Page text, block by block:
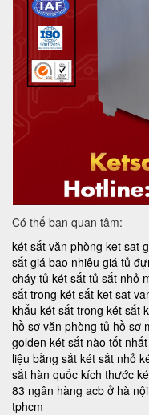
Có thể bạn quan tâm:
két sắt văn phòng ket sat
sắt giá bao nhiêu giá tủ
cháy tủ két sắt tủ sắt nhỏ
sắt trong két sắt ket sat
khẩu két sắt trong két sắt
hồ sơ văn phòng tủ hồ sơ
golden két sắt nào tốt
liệu bằng sắt két sắt nhỏ
sắt hàn quốc kích thước
83 ngân hàng acb ở hà nội
tphcm